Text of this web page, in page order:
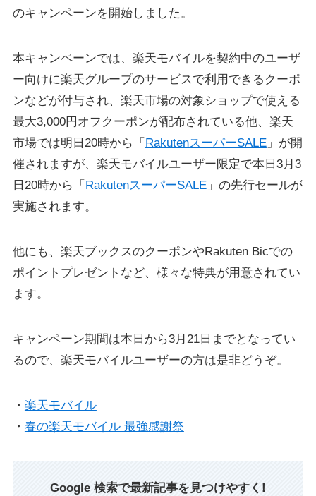
のキャンペーンを開始しました。
本キャンペーンでは、楽天モバイルを契約中のユーザ
ー向けに楽天グループのサービスで利用できるクーポ
ンなどが付与され、楽天市場の対象ショップで使える
最大3,000円オフクーポンが配布されている他、楽天
市場では明日20時から「 RakutenスーパーSALE」が開
催されますが、楽天モバイルユーザー限定で本日3月3
日20時から「 RakutenスーパーSALE」の先行セールが
実施されます。
他にも、楽天ブックスのクーポンやRakuten Bicでの
ポイントプレゼントなど、様々な特典が用意されてい
ます。
キャンペーン期間は本日から3月21日までとなってい
るので、楽天モバイルユーザーの方は是非どうぞ。
・ 楽天モバイル
・ 春の楽天モバイル 最強感謝祭
Google 検索で最新記事を見つけやすく!